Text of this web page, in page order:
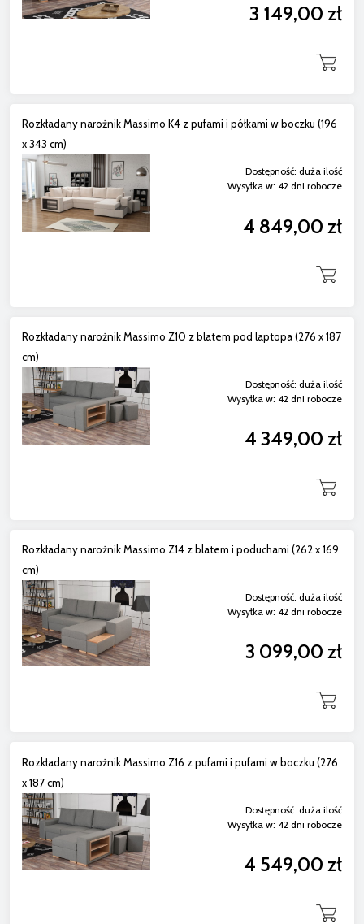
3 149,00 zł
Rozkładany narożnik Massimo K4 z pufami i półkami w boczku (196
x 343 cm)
Dostępność: duża ilość
Wysyłka w: 42 dni robocze
4 849,00 zł
Rozkładany narożnik Massimo Z10 z blatem pod laptopa (276 x 187
cm)
Dostępność: duża ilość
Wysyłka w: 42 dni robocze
4 349,00 zł
Rozkładany narożnik Massimo Z14 z blatem i poduchami (262 x 169
cm)
Dostępność: duża ilość
Wysyłka w: 42 dni robocze
3 099,00 zł
Rozkładany narożnik Massimo Z16 z pufami i pufami w boczku (276
x 187 cm)
Dostępność: duża ilość
Wysyłka w: 42 dni robocze
4 549,00 zł